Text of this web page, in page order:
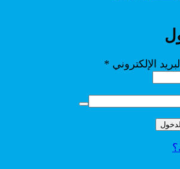
الإلكتروني *